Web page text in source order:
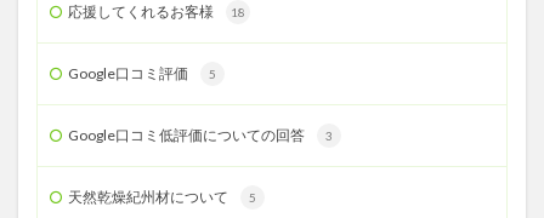
応援してくれるお客様 18
Google口コミ評価 5
Google口コミ低評価についての回答 3
天然乾燥紀州材について 5